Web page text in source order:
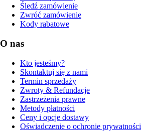
Śledź zamówienie
Zwróć zamówienie
Kody rabatowe
O nas
Kto jesteśmy?
Skontaktuj się z nami
Termin sprzedaży
Zwroty & Refundacje
Zastrzeżenia prawne
Metody płatności
Ceny i opcje dostawy
Oświadczenie o ochronie prywatności